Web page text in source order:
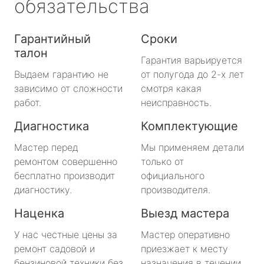
обязательства
Гарантийный
талон
Выдаем гарантию не
зависимо от сложности
работ.
Сроки
Гарантия варьируется
от полугода до 2-х лет
смотря какая
неисправность.
Диагностика
Мастер перед
ремонтом совершенно
бесплатно производит
диагностику.
Комплектующие
Мы применяем детали
только от
официального
производителя.
Наценка
У нас честные цены за
ремонт садовой и
Выезд мастера
Мастер оперативно
приезжает к месту